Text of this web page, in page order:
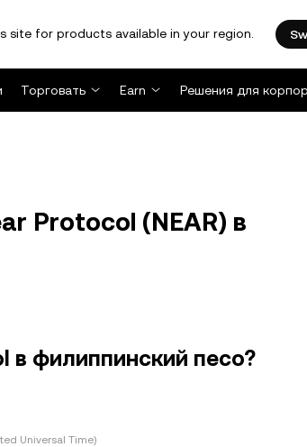
site for products available in your region.
Торговать Earn Решения для
Protocol (NEAR) в
в филиппинский песо?
Universal Time)